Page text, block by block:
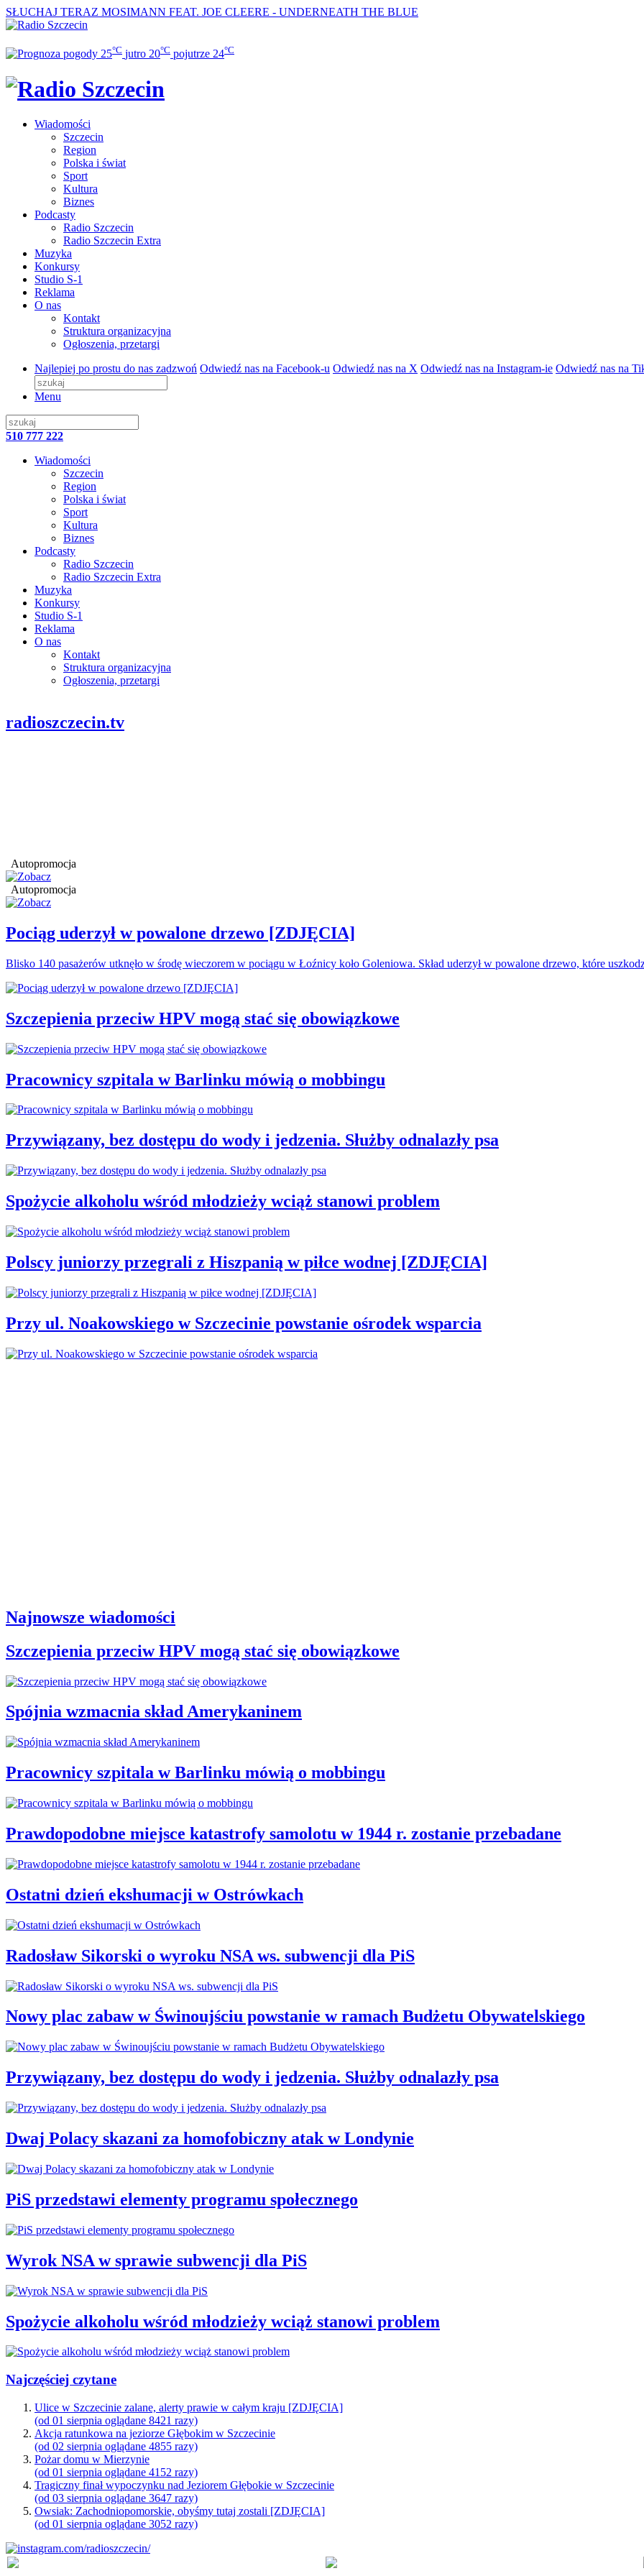
SŁUCHAJ TERAZ MOSIMANN FEAT. JOE CLEERE - UNDERNEATH THE BLUE
25°C jutro 20°C pojutrze 24°C
Wiadomości
Szczecin
Region
Polska i świat
Sport
Kultura
Biznes
Podcasty
Radio Szczecin
Radio Szczecin Extra
Muzyka
Konkursy
Studio S-1
Reklama
O nas
Kontakt
Struktura organizacyjna
Ogłoszenia, przetargi
Najlepiej po prostu do nas zadzwoń Odwiedź nas na Facebook-u Odwiedź nas na X Odwiedź nas na Instagram-ie Odwiedź nas na
Menu
510 777 222
Wiadomości
Szczecin
Region
Polska i świat
Sport
Kultura
Biznes
Podcasty
Radio Szczecin
Radio Szczecin Extra
Muzyka
Konkursy
Studio S-1
Reklama
O nas
Kontakt
Struktura organizacyjna
Ogłoszenia, przetargi
radioszczecin.tv
Autopromocja
Autopromocja
Pociąg uderzył w powalone drzewo [ZDJĘCIA]
Blisko 140 pasażerów utknęło w środę wieczorem w pociągu w Łoźnicy koło Goleniowa. Skład uderzył w powalone drzewo, które
Szczepienia przeciw HPV mogą stać się obowiązkowe
Pracownicy szpitala w Barlinku mówią o mobbingu
Przywiązany, bez dostępu do wody i jedzenia. Służby odnalazły psa
Spożycie alkoholu wśród młodzieży wciąż stanowi problem
Polscy juniorzy przegrali z Hiszpanią w piłce wodnej [ZDJĘCIA]
Przy ul. Noakowskiego w Szczecinie powstanie ośrodek wsparcia
Najnowsze wiadomości
Szczepienia przeciw HPV mogą stać się obowiązkowe
Spójnia wzmacnia skład Amerykaninem
Pracownicy szpitala w Barlinku mówią o mobbingu
Prawdopodobne miejsce katastrofy samolotu w 1944 r. zostanie przebadane
Ostatni dzień ekshumacji w Ostrówkach
Radosław Sikorski o wyroku NSA ws. subwencji dla PiS
Nowy plac zabaw w Świnoujściu powstanie w ramach Budżetu Obywatelskiego
Przywiązany, bez dostępu do wody i jedzenia. Służby odnalazły psa
Dwaj Polacy skazani za homofobiczny atak w Londynie
PiS przedstawi elementy programu społecznego
Wyrok NSA w sprawie subwencji dla PiS
Spożycie alkoholu wśród młodzieży wciąż stanowi problem
Najczęściej czytane
Ulice w Szczecinie zalane, alerty prawie w całym kraju [ZDJĘCIA]
(od 01 sierpnia oglądane 8421 razy)
Akcja ratunkowa na jeziorze Głębokim w Szczecinie
(od 02 sierpnia oglądane 4855 razy)
Pożar domu w Mierzynie
(od 01 sierpnia oglądane 4152 razy)
Tragiczny finał wypoczynku nad Jeziorem Głębokie w Szczecinie
(od 03 sierpnia oglądane 3647 razy)
Owsiak: Zachodniopomorskie, obyśmy tutaj zostali [ZDJĘCIA]
(od 01 sierpnia oglądane 3052 razy)